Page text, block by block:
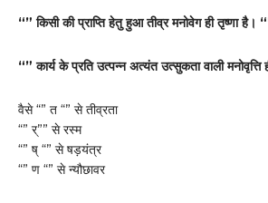
“” किसी की प्राप्ति हेतु हुआ तीव्र मनोवेग ही तृष्णा है।
“” कार्य के प्रति उत्पन्न अत्यंत उत्सुकता वाली
वैसे “” त “” से तीव्रता
“” र्”” से रस्म
“” ष् “” से षड़यंत्र
“” ण “” से न्यौछावर